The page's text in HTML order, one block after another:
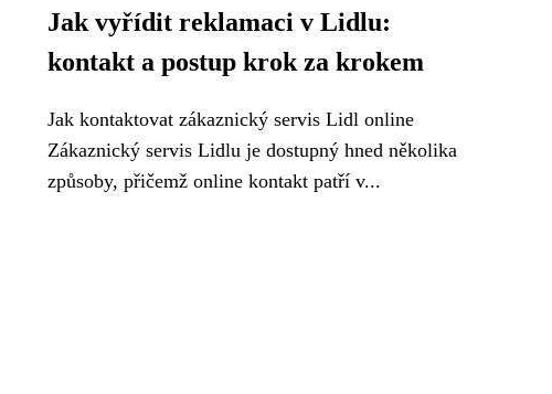
Jak vyřídit reklamaci v Lidlu:
kontakt a postup krok za krokem
Jak kontaktovat zákaznický servis Lidl online
Zákaznický servis Lidlu je dostupný hned několika
způsoby, přičemž online kontakt patří v...